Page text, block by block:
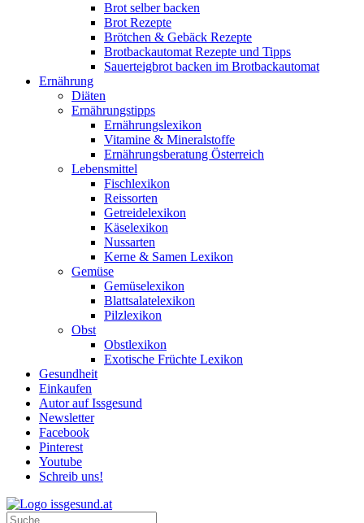
Brot selber backen
Brot Rezepte
Brötchen & Gebäck Rezepte
Brotbackautomat Rezepte und Tipps
Sauerteigbrot backen im Brotbackautomat
Ernährung
Diäten
Ernährungstipps
Ernährungslexikon
Vitamine & Mineralstoffe
Ernährungsberatung Österreich
Lebensmittel
Fischlexikon
Reissorten
Getreidelexikon
Käselexikon
Nussarten
Kerne & Samen Lexikon
Gemüse
Gemüselexikon
Blattsalatelexikon
Pilzlexikon
Obst
Obstlexikon
Exotische Früchte Lexikon
Gesundheit
Einkaufen
Autor auf Issgesund
Newsletter
Facebook
Pinterest
Youtube
Schreib uns!